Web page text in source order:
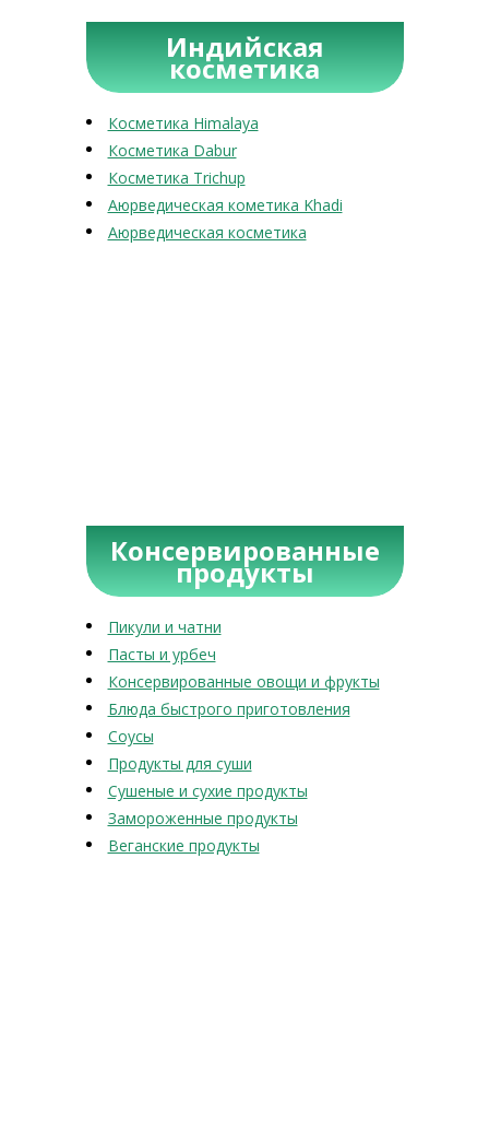
Индийская
косметика
Косметика Himalaya
Косметика Dabur
Косметика Trichup
Аюрведическая кометика Khadi
Аюрведическая косметика
Консервированные
продукты
Пикули и чатни
Пасты и урбеч
Консервированные овощи и фрукты
Блюда быстрого приготовления
Соусы
Продукты для суши
Сушеные и сухие продукты
Замороженные продукты
Веганские продукты